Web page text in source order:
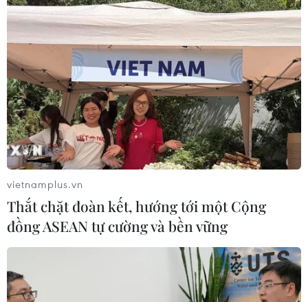
vietnamplus.vn
Thắt chặt đoàn kết, hướng tới một Cộng
đồng ASEAN tự cường và bền vững